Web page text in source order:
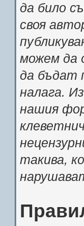
да било
своя
можем да
да бъдат
налага.
нашия
такива,